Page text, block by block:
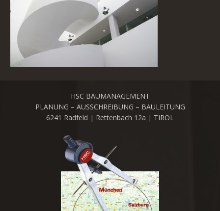
HSC BAUMANAGEMENT
PLANUNG – AUSSCHREIBUNG – BAULEITUNG
6241 Radfeld | Rettenbach 12a | TIROL